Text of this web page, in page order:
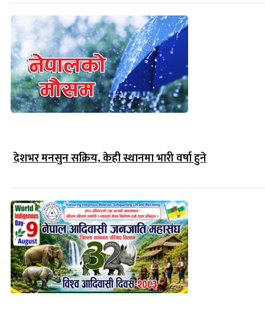
देशभर मनसुन सक्रिय, केही स्थानमा भारी वर्षा हुने